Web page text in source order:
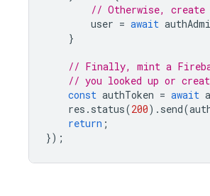
// Otherwise, create
user = await
}
// Finally, mint a
// you looked up or
const authToken = await
res . status(200). send(
return ;
});